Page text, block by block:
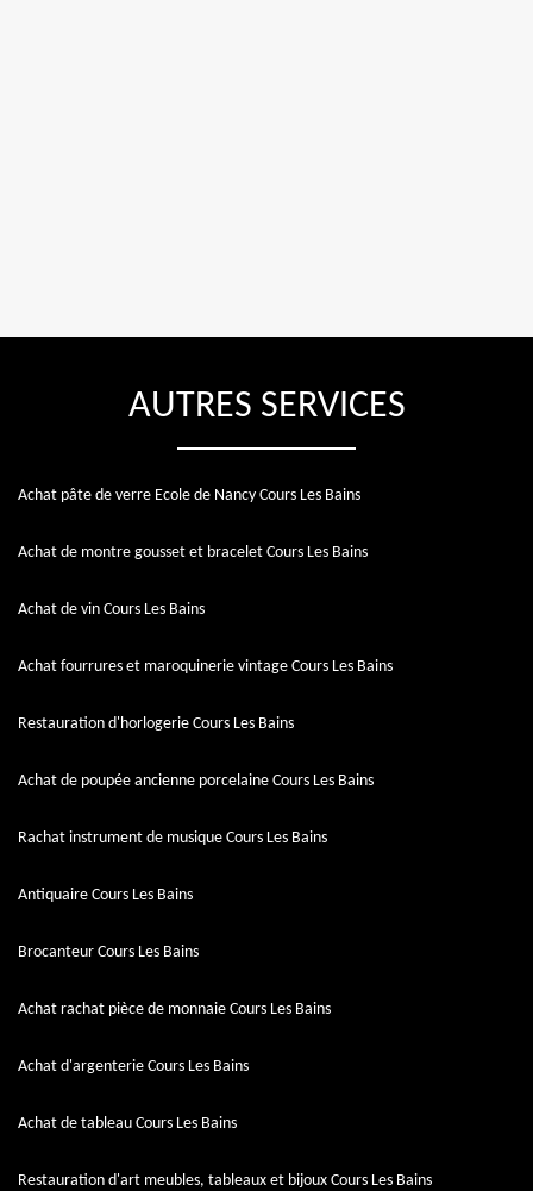
AUTRES SERVICES
Achat pâte de verre Ecole de Nancy Cours Les Bains
Achat de montre gousset et bracelet Cours Les Bains
Achat de vin Cours Les Bains
Achat fourrures et maroquinerie vintage Cours Les Bains
Restauration d'horlogerie Cours Les Bains
Achat de poupée ancienne porcelaine Cours Les Bains
Rachat instrument de musique Cours Les Bains
Antiquaire Cours Les Bains
Brocanteur Cours Les Bains
Achat rachat pièce de monnaie Cours Les Bains
Achat d'argenterie Cours Les Bains
Achat de tableau Cours Les Bains
Restauration d'art meubles, tableaux et bijoux Cours Les Bains